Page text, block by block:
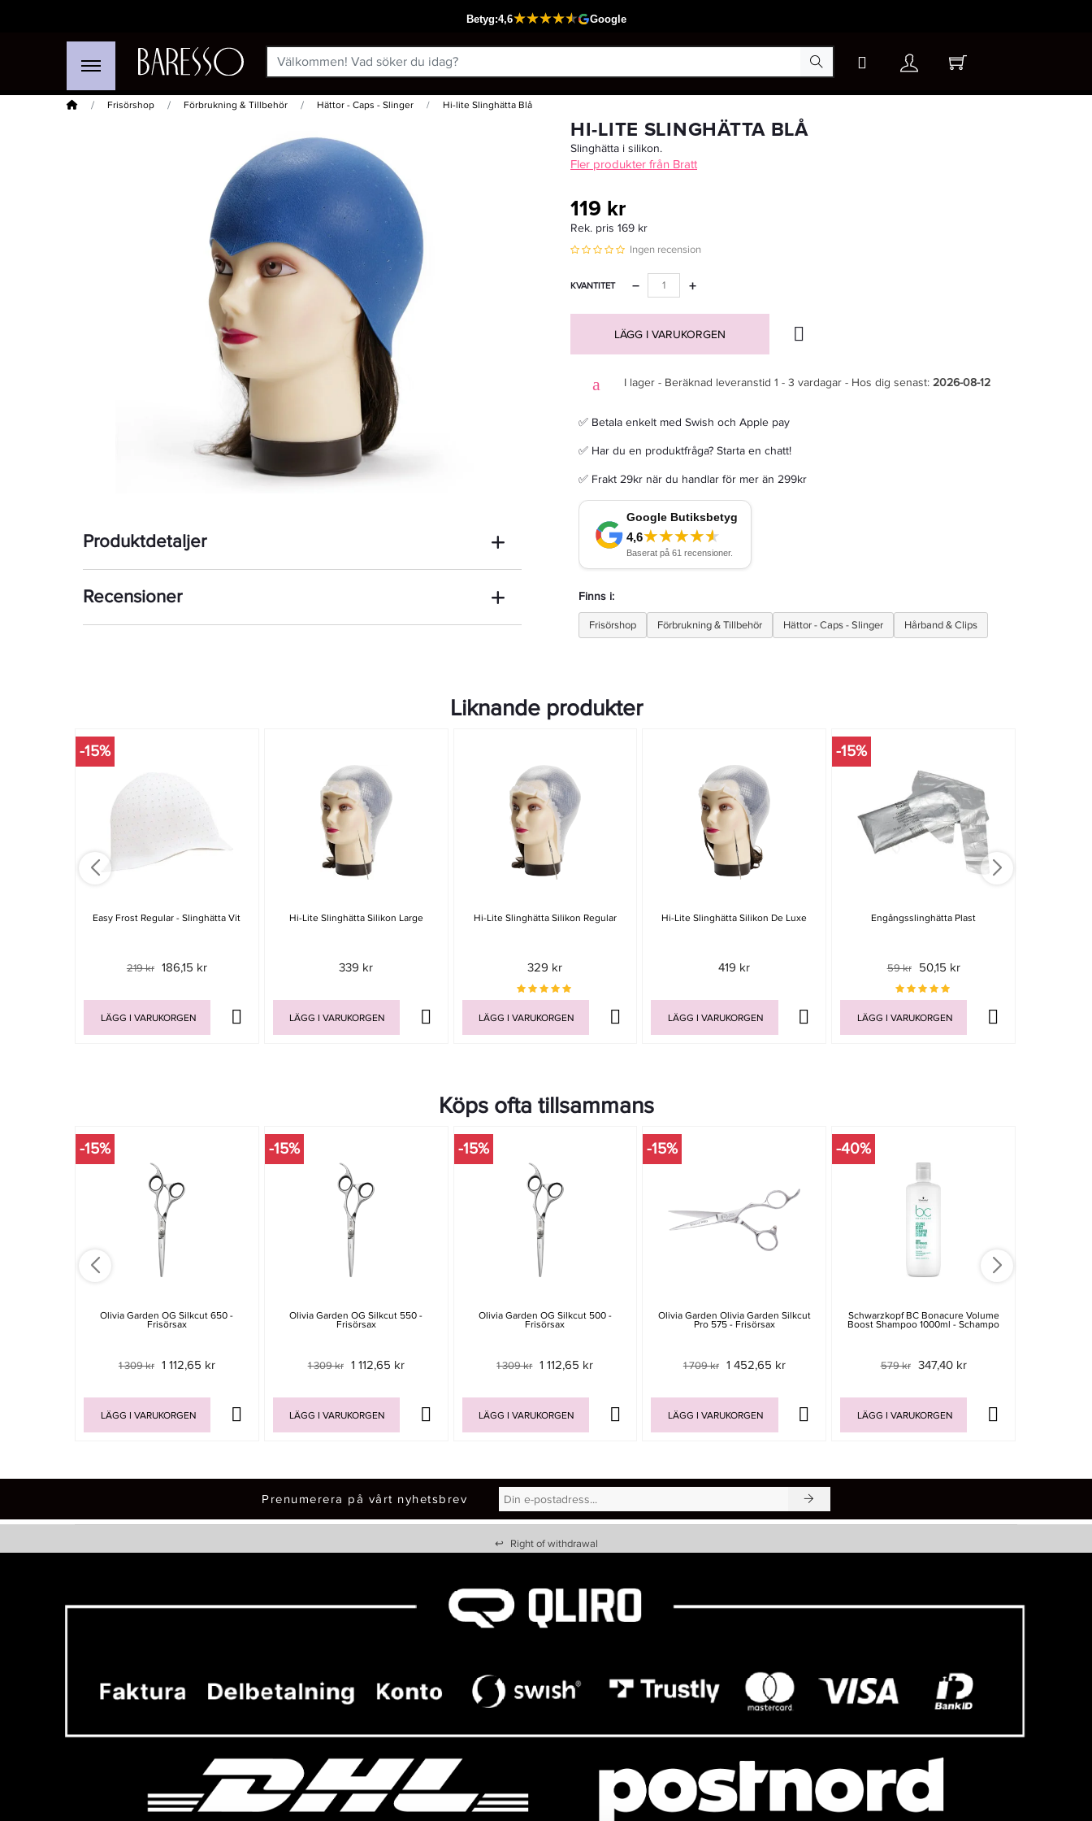
Hem Frisörshop Förbrukning & Tillbehör Hättor - Caps - Slinger Hi-lite Slinghätta Blå
Passar din varukorg
Cutrin MUOTO Perms Classic Curling Lotion N 75ml - Permanentvätska
143,65 kr
Produktdetaljer
Recensioner
HI-LITE SLINGHÄTTA BLÅ
Slinghätta i silikon.
Fler produkter från Bratt
119 kr
Rek. pris 169 kr
Ingen recension
KVANTITET +
−
LÄGG I VARUKORGEN
I lager - Beräknad leveranstid 1 - 3 vardagar - Hos dig senast: 2026-08-12
✅ Betala enkelt med Swish och Apple pay
✅ Har du en produktfråga? Starta en chatt!
✅ Frakt 29kr när du handlar för mer än 299kr
Finns i:
Frisörshop Förbrukning & Tillbehör Hättor - Caps - Slinger Hårband & Clips
Liknande produkter
-15%
Easy Frost Regular - Slinghätta Vit
219 kr 186,15 kr
LÄGG I VARUKORGEN
Hi-Lite Slinghätta Silikon Large
339 kr
LÄGG I VARUKORGEN
Hi-Lite Slinghätta Silikon Regular
329 kr
LÄGG I VARUKORGEN
Hi-Lite Slinghätta Silikon De Luxe
419 kr
LÄGG I VARUKORGEN
-15%
Engångsslinghätta Plast
59 kr 50,15 kr
LÄGG I VARUKORGEN
Köps ofta tillsammans
-15%
Olivia Garden OG Silkcut 650 -
Frisörsax
1 309 kr 1 112,65 kr
LÄGG I VARUKORGEN
-15%
Olivia Garden OG Silkcut 550 -
Frisörsax
1 309 kr 1 112,65 kr
LÄGG I VARUKORGEN
-15%
Olivia Garden OG Silkcut 500 -
Frisörsax
1 309 kr 1 112,65 kr
LÄGG I VARUKORGEN
-15%
Olivia Garden Olivia Garden Silkcut
Pro 575 - Frisörsax
1 709 kr 1 452,65 kr
LÄGG I VARUKORGEN
-40%
Schwarzkopf BC Bonacure Volume
Boost Shampoo 1000ml - Schampo
579 kr 347,40 kr
LÄGG I VARUKORGEN
Prenumerera på vårt nyhetsbrev
↩ Right of withdrawal